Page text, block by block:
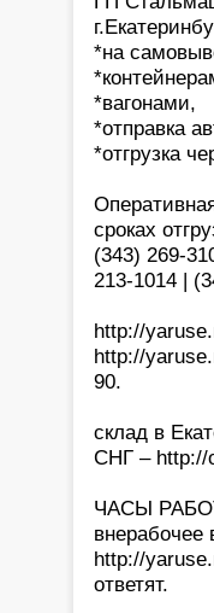
*на
*вагонами,
*отправка
*отгрузка
сроках
(343) 269-
213-1014 |
http://
http://
90.
склад в
СНГ –
ЧАСЫ
внерабочее
http://
ответят.